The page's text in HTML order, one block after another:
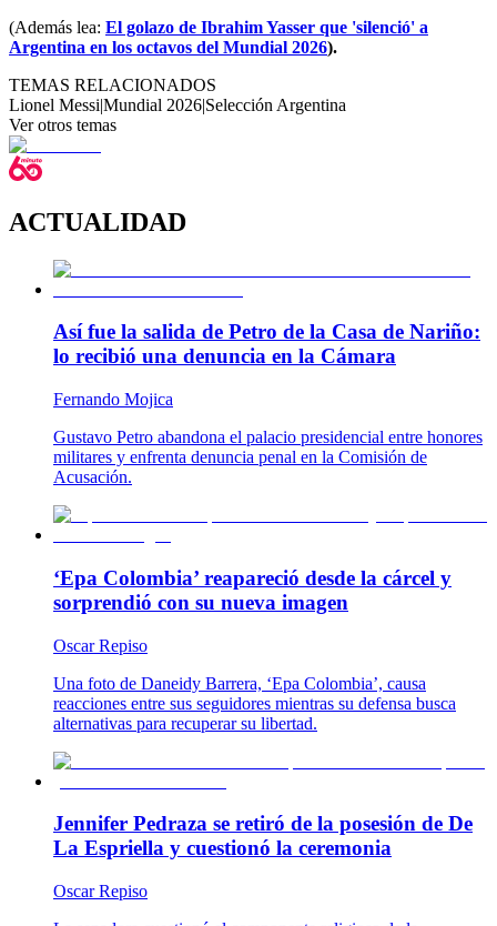
(Además lea: El golazo de Ibrahim Yasser que 'silenció' a
Argentina en los octavos del Mundial 2026).
TEMAS RELACIONADOS
Lionel Messi|Mundial 2026|Selección Argentina
Ver otros temas
ACTUALIDAD
Así fue la salida de Petro de la Casa de Nariño:
lo recibió una denuncia en la Cámara
Fernando Mojica
Gustavo Petro abandona el palacio presidencial entre honores
militares y enfrenta denuncia penal en la Comisión de
Acusación.
‘Epa Colombia’ reapareció desde la cárcel y
sorprendió con su nueva imagen
Oscar Repiso
Una foto de Daneidy Barrera, ‘Epa Colombia’, causa
reacciones entre sus seguidores mientras su defensa busca
alternativas para recuperar su libertad.
Jennifer Pedraza se retiró de la posesión de De
La Espriella y cuestionó la ceremonia
Oscar Repiso